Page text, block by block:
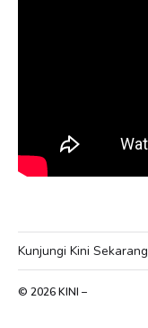
Kunjungi Kini Sekarang
© 2026KINI –